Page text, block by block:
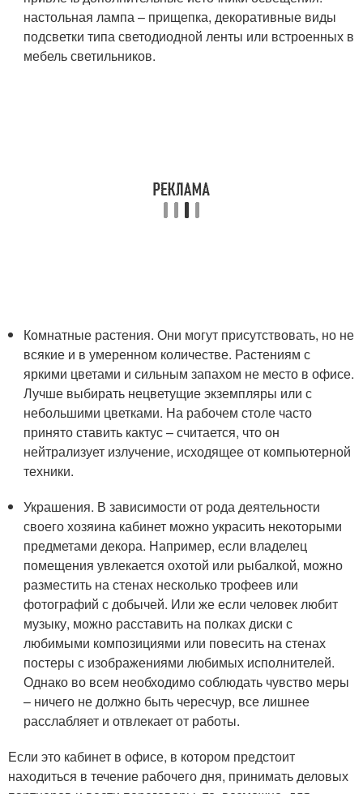
настольная лампа – прищепка, декоративные виды
подсветки типа светодиодной ленты или встроенных в
мебель светильников.
Комнатные растения. Они могут присутствовать, но не
всякие и в умеренном количестве. Растениям с
яркими цветами и сильным запахом не место в офисе.
Лучше выбирать нецветущие экземпляры или с
небольшими цветками. На рабочем столе часто
принято ставить кактус – считается, что он
нейтрализует излучение, исходящее от компьютерной
техники.
Украшения. В зависимости от рода деятельности
своего хозяина кабинет можно украсить некоторыми
предметами декора. Например, если владелец
помещения увлекается охотой или рыбалкой, можно
разместить на стенах несколько трофеев или
фотографий с добычей. Или же если человек любит
музыку, можно расставить на полках диски с
любимыми композициями или повесить на стенах
постеры с изображениями любимых исполнителей.
Однако во всем необходимо соблюдать чувство меры
– ничего не должно быть чересчур, все лишнее
расслабляет и отвлекает от работы.
Если это кабинет в офисе, в котором предстоит
находиться в течение рабочего дня, принимать деловых